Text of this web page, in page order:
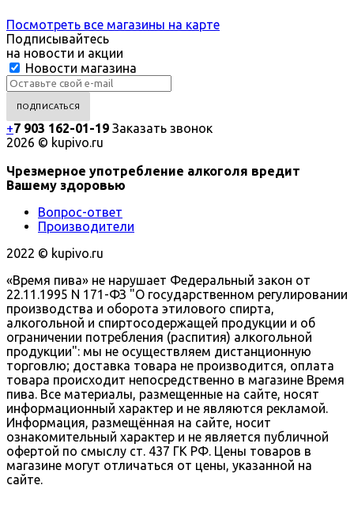
Посмотреть все магазины на карте
Подписывайтесь
на новости и акции
Новости магазина
+7 903 162-01-19 Заказать звонок
2026 © kupivo.ru
Чрезмерное употребление алкоголя вредит
Вашему здоровью
Вопрос-ответ
Производители
2022 ©️ kupivo.ru
«Время пива» не нарушает Федеральный закон от
22.11.1995 N 171-ФЗ "О государственном регулировании
производства и оборота этилового спирта,
алкогольной и спиртосодержащей продукции и об
ограничении потребления (распития) алкогольной
продукции": мы не осуществляем дистанционную
торговлю; доставка товара не производится, оплата
товара происходит непосредственно в магазине Время
пива. Все материалы, размещенные на сайте, носят
информационный характер и не являются рекламой.
Информация, размещённая на сайте, носит
ознакомительный характер и не является публичной
офертой по смыслу ст. 437 ГК РФ. Цены товаров в
магазине могут отличаться от цены, указанной на
сайте.